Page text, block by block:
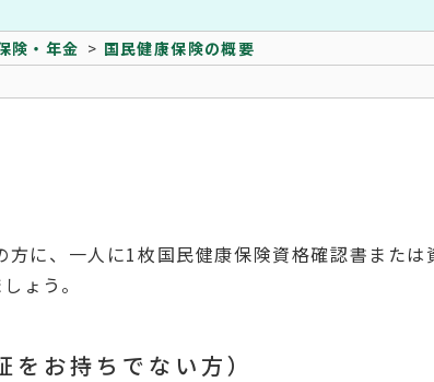
険・年金
国民健康保険の概要
に、一人に1枚国民健康保険資格確認書または
ょう。
お持ちでない方）